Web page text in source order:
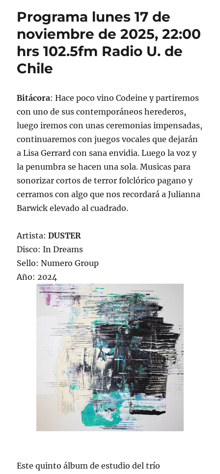
17
de
noviembre
de
2025
Programa lunes 17 de
noviembre de 2025, 22:00
hrs 102.5fm Radio U. de
Chile
Bitácora: Hace poco vino Codeine y partiremos
con uno de sus contemporáneos herederos,
luego iremos con unas ceremonias impensadas,
continuaremos con juegos vocales que dejarán
a Lisa Gerrard con sana envidia. Luego la voz y
la penumbra se hacen una sola. Musicas para
sonorizar cortos de terror folclórico pagano y
cerramos con algo que nos recordará a Julianna
Barwick elevado al cuadrado.
Artista:DUSTER
Disco: In Dreams
Sello: Numero Group
Año: 2024
Este quinto álbum de estudio del trío